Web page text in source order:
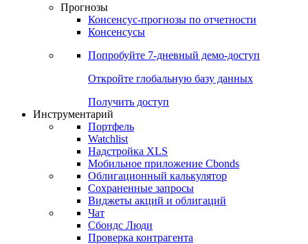
Прогнозы
Консенсус-прогнозы по отчетности
Консенсусы
Попробуйте 7-дневный демо-доступ
Откройте глобальную базу данных
Получить доступ
Инструментарий
Портфель
Watchlist
Надстройка XLS
Мобильное приложение Cbonds
Облигационный калькулятор
Сохраненные запросы
Виджеты акций и облигаций
Чат
Сбондс Люди
Проверка контрагента